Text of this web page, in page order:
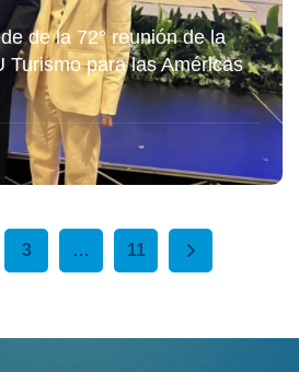
de la 72° reunión de la
Turismo para las Américas
3 … 11